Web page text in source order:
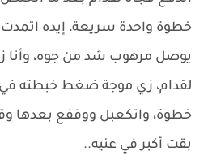
خطوة واحدة سريعة، إيده
يوصل مرهوب شد من جوه، وأنا
لقدام، زي موجة ضغط خبطته
خطوة، واتكعبل ووقفع بعدها
بقت أكبر في عنيه..